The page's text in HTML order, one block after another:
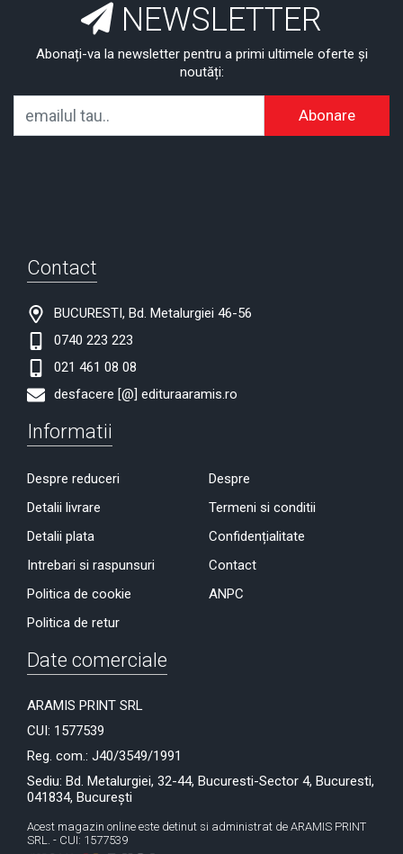
NEWSLETTER
Abonați-va la newsletter pentru a primi ultimele oferte și
noutăți:
Abonare
Contact
BUCURESTI, Bd. Metalurgiei 46-56
0740 223 223
021 461 08 08
desfacere [@] edituraaramis.ro
Informatii
Despre reduceri
Detalii livrare
Detalii plata
Intrebari si raspunsuri
Politica de cookie
Politica de retur
Despre
Termeni si conditii
Confidențialitate
Contact
ANPC
Date comerciale
ARAMIS PRINT SRL
CUI: 1577539
Reg. com.: J40/3549/1991
Sediu: Bd. Metalurgiei, 32-44, Bucuresti-Sector 4, Bucuresti,
041834, București
Acest magazin online este detinut si administrat de ARAMIS PRINT
SRL. - CUI: 1577539